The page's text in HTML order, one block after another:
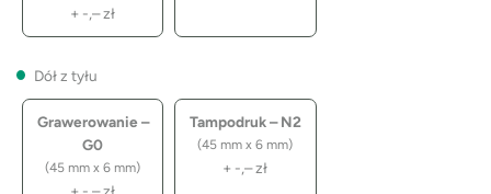
+ -,–zł
Dół z tyłu
Grawerowanie –
G0
(45 mm x 6 mm)
Tampodruk – N2
(45 mm x 6 mm)
+ -,–zł